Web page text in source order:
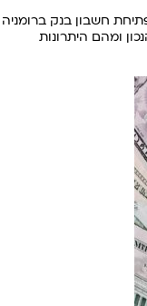
חשבון בנק ברומניה
ומהם היתרונות